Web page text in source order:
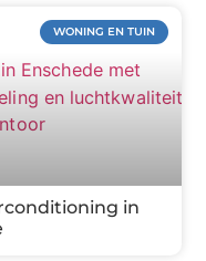
WONING EN TUIN
in